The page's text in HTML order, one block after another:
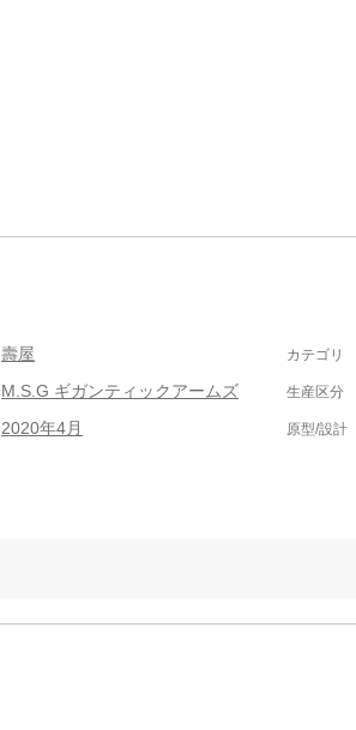
壽屋 カテゴリ
M.S.G ギガンティックアームズ 生産区分
2020年4月 原型/設計